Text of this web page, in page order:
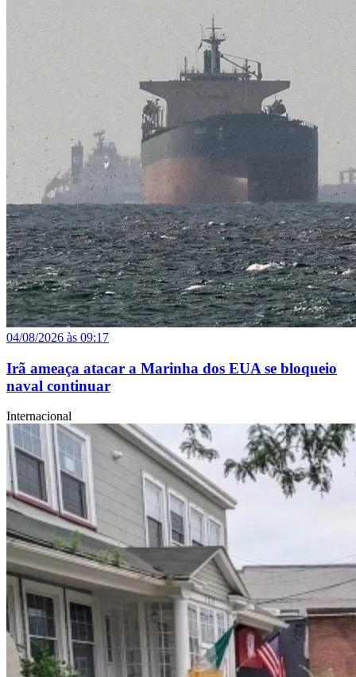
04/08/2026 às 09:17
Irã ameaça atacar a Marinha dos EUA se bloqueio
naval continuar
Internacional